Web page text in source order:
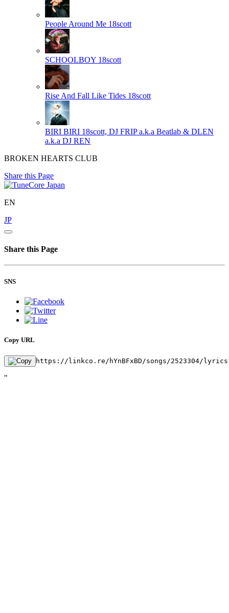
People Around Me 18scott
SCHOOLBOY 18scott
Rise And Fall Like Tides 18scott
BIRI BIRI 18scott, DJ FRIP a.k.a Beatlab & DLEN
a.k.a DJ REN
BROKEN HEARTS CLUB
Share this Page
EN
JP
Share this Page
SNS
Copy URL
https://linkco.re/hYnBFxBD/songs/2523304/
"